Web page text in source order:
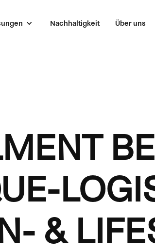
Nachhaltigkeit Über uns
&